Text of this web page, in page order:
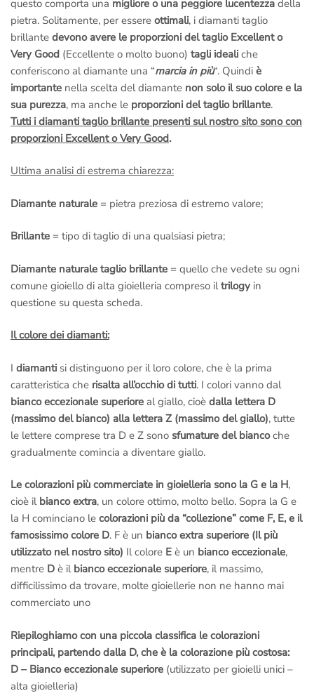
questo comporta una migliore o una peggiore lucentezza della
pietra. Solitamente, per essere ottimali, i diamanti taglio
brillante devono avere le proporzioni del taglio Excellent o
Very Good (Eccellente o molto buono) tagli ideali che
conferiscono al diamante una “marcia in più“. Quindi è
importante nella scelta del diamante non solo il suo colore e la
sua purezza, ma anche le proporzioni del taglio brillante.
Tutti i diamanti taglio brillante presenti sul nostro sito sono con
proporzioni Excellent o Very Good.
Ultima analisi di estrema chiarezza:
Diamante naturale = pietra preziosa di estremo valore;
Brillante = tipo di taglio di una qualsiasi pietra;
Diamante naturale taglio brillante = quello che vedete su ogni
comune gioiello di alta gioielleria compreso iltrilogyin
questione su questa scheda.
Il colore dei diamanti:
I diamanti si distinguono per il loro colore, che è la prima
caratteristica che risalta all’occhio di tutti. I colori vanno dal
bianco eccezionale superiore al giallo, cioè dalla lettera D
(massimo del bianco) alla lettera Z (massimo del giallo), tutte
le lettere comprese tra D e Z sono sfumature del biancoche
gradualmente comincia a diventare giallo.
Le colorazioni più commerciate in gioielleria sono la G e la H,
cioè il bianco extra, un colore ottimo, molto bello. Sopra la G e
la H cominciano le colorazioni più da “collezione” come F, E, e il
famosissimo colore D. F è un bianco extra superiore (Il più
utilizzato nel nostro sito) Il colore E è un bianco eccezionale,
mentre D è il bianco eccezionale superiore, il massimo,
difficilissimo da trovare, molte gioiellerie non ne hanno mai
commerciato uno
Riepiloghiamo con una piccola classifica le colorazioni
principali, partendo dalla D, che è la colorazione più costosa:
D – Bianco eccezionale superiore (utilizzato per gioielli unici –
alta gioielleria)